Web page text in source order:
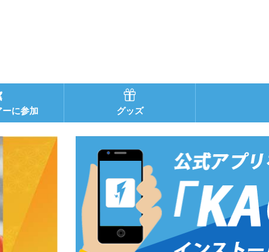
に参加 グッズ